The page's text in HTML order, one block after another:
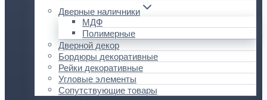
Дверные наличники
МДФ
Полимерные
Дверной декор
Бордюры декоративные
Рейки декоративные
Угловые элементы
Сопутствующие товары